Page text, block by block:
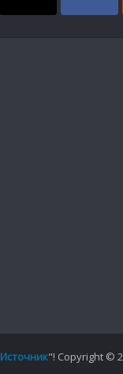
Источник"! Copyright ©